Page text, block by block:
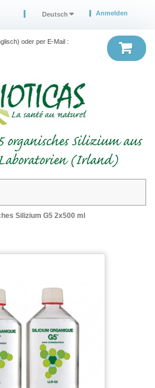
oder per E-Mail :
Anmelden
Deutsch
organisches Silizium aus
(Irland)
Silizium G5 2x500 ml